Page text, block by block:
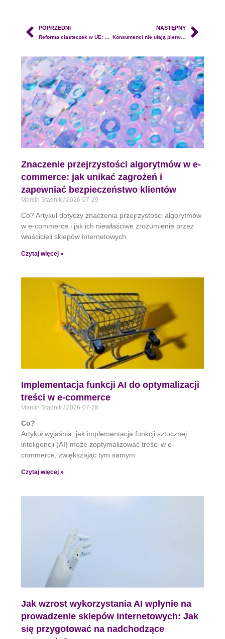
POPRZEDNI
Reforma ciasteczek w UE: Jakie zmiany czekają użytkowników i właścicieli stron internetowych?
NASTĘPNY
Konsumenci nie ufają pierwszemu wynikowi — korzystanie z AI w wyszukiwaniu gwałtownie rośnie
Znaczenie przejrzystości algorytmów w e-
commerce: jak unikać zagrożeń i
zapewniać bezpieczeństwo klientów
Marcin Stadnik 2026-07-29
Co? Artykuł dotyczy znaczenia przejrzystości algorytmów
w e-commerce i jak ich niewłaściwe zrozumienie przez
właścicieli sklepów internetowych
Czytaj więcej »
Implementacja funkcji AI do optymalizacji
treści w e-commerce
Marcin Stadnik 2026-07-28
Co?
Artykuł wyjaśnia, jak implementacja funkcji sztucznej
inteligencji (AI) może zoptymalizować treści w e-
commerce, zwiększając tym samym
Czytaj więcej »
Jak wzrost wykorzystania AI wpłynie na
prowadzenie sklepów internetowych: Jak
się przygotować na nadchodzące